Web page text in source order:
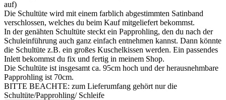
auf)
Die Schultüte wird mit einem farblich abgestimmten Satinband
verschlossen, welches du beim Kauf mitgeliefert bekommst.
In der genähten Schultüte steckt ein Papprohling, den du nach der
Schuleinführung auch ganz einfach entnehmen kannst. Dann könnte
die Schultüte z.B. ein großes Kuschelkissen werden. Ein passendes
Inlett bekommst du fix und fertig in meinem Shop.
Die Schultüte ist insgesamt ca. 95cm hoch und der herausnehmbare
Papprohling ist 70cm.
BITTE BEACHTE: zum Lieferumfang gehört nur die
Schultüte/Papprohling/ Schleife